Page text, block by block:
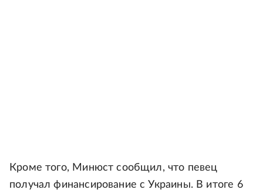
Кроме того, Минюст сообщил, что певец
получал финансирование с Украины. В итоге 6